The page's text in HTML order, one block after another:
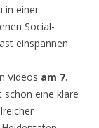
in einer
Social-
einspannen
Videos am 7.
eine klare